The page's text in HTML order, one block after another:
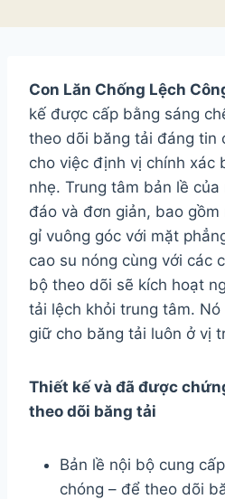
Con Lăn Chống Lệch
kế được cấp bằng sáng
theo dõi băng tải đáng tin
cho việc định vị chính xác
nhẹ. Trung tâm bản lề
đáo và đơn giản, bao
gỉ vuông góc với mặt
cao su nóng cùng với các
bộ theo dõi sẽ kích hoạt
tải lệch khỏi trung tâm.
giữ cho băng tải luôn ở vị
Thiết kế và đã được
theo dõi băng tải
Bản lề nội bộ cung
chóng – để theo dõi